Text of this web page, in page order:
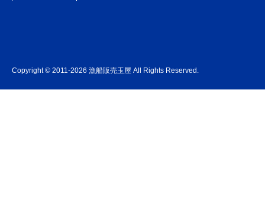
Copyright © 2011-2026 漁船販売玉屋 All Rights Reserved.